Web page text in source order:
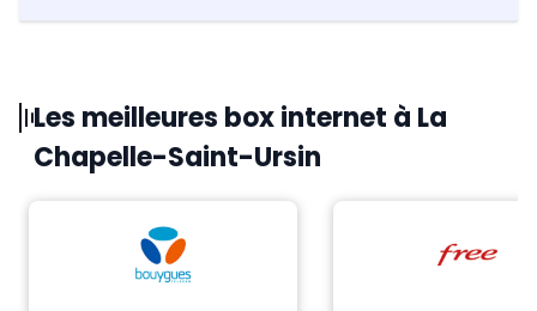
Les meilleures box internet à La
Chapelle-Saint-Ursin